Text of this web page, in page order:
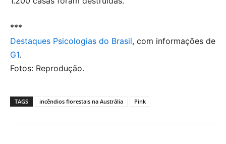
***
Destaques Psicologias do Brasil, com informações de
G1.
Fotos: Reprodução.
TAGS incêndios florestais na Austrália Pink